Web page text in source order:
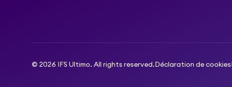
© 2026 IFS Ultimo. All rights reserved. Déclaration de cookies